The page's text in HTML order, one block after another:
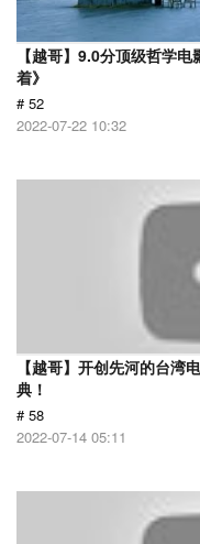
【越哥】9.0分顶级哲学
着》
# 52
2022-07-22 10:32
【越哥】开创先河的台湾
典！
# 58
2022-07-14 05:11